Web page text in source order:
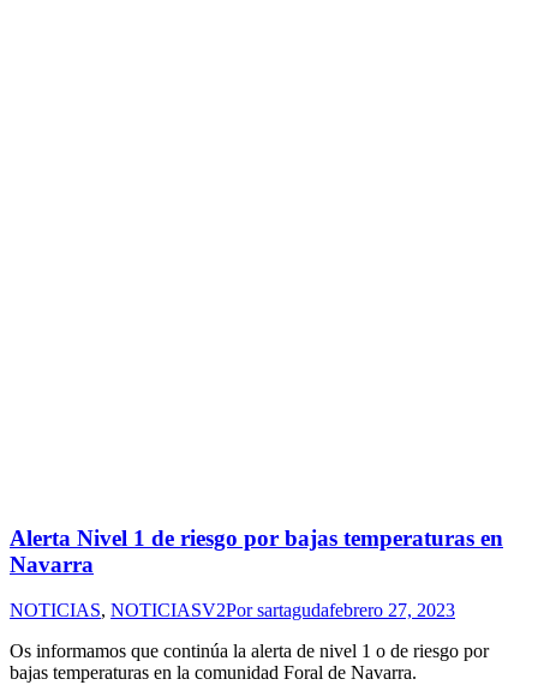
Alerta Nivel 1 de riesgo por bajas temperaturas en
Navarra
NOTICIAS, NOTICIASV2Porsartagudafebrero 27, 2023
Os informamos que continúa la alerta de nivel 1 o de riesgo por
bajas temperaturas en la comunidad Foral de Navarra.